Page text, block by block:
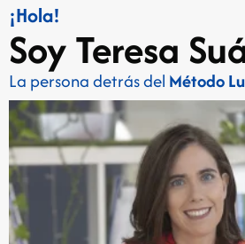
¡Hola!
Soy Teresa
La persona detrás del Método